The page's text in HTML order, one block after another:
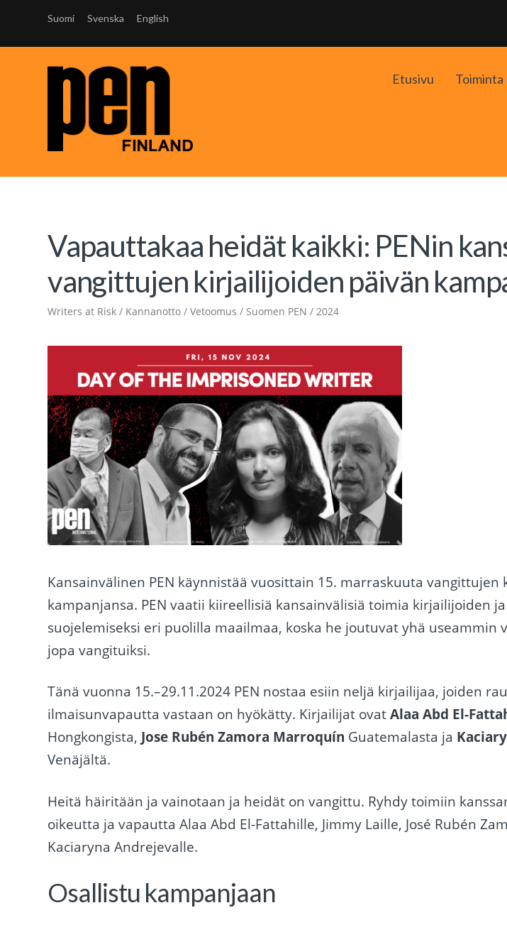
Suomi Svenska English
Etusivu Toiminta
Vapauttakaa heidät kaikki: PENin
vangittujen kirjailijoiden päivän
Writers at Risk / Kannanotto / Vetoomus / Suomen PEN / 2024
Kansainvälinen PEN käynnistää vuosittain 15. marraskuuta
kampanjansa. PEN vaatii kiireellisiä kansainvälisiä toimia kirjailijoiden
suojelemiseksi eri puolilla maailmaa, koska he joutuvat yhä useammin
jopa vangituiksi.
Tänä vuonna 15.–29.11.2024 PEN nostaa esiin neljä kirjailijaa, joiden
ilmaisunvapautta vastaan on hyökätty. Kirjailijat ovatAlaa Abd El-
Hongkongista, Jose Rubén Zamora Marroquín Guatemalasta ja
Venäjältä.
Heitä häiritään ja vainotaan ja heidät on vangittu. Ryhdy toimiin
oikeutta ja vapautta Alaa Abd El-Fattahille, Jimmy Laille, José Rubén
Kaciaryna Andrejevalle.
Osallistu kampanjaan